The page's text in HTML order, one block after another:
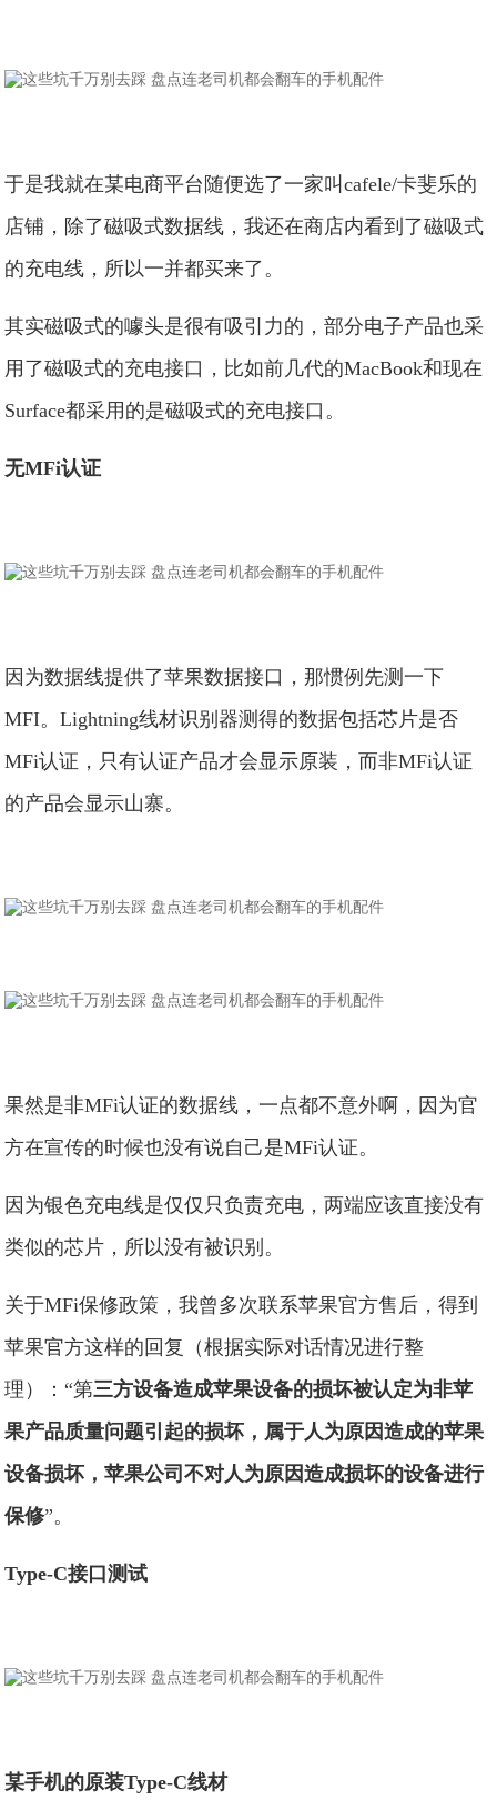
于是我就在某电商平台随便选了一家叫cafele/卡斐乐的
店铺，除了磁吸式数据线，我还在商店内看到了磁吸式
的充电线，所以一并都买来了。
其实磁吸式的噱头是很有吸引力的，部分电子产品也采
用了磁吸式的充电接口，比如前几代的MacBook和现在
Surface都采用的是磁吸式的充电接口。
无MFi认证
因为数据线提供了苹果数据接口，那惯例先测一下
MFI。Lightning线材识别器测得的数据包括芯片是否
MFi认证，只有认证产品才会显示原装，而非MFi认证
的产品会显示山寨。
果然是非MFi认证的数据线，一点都不意外啊，因为官
方在宣传的时候也没有说自己是MFi认证。
因为银色充电线是仅仅只负责充电，两端应该直接没有
类似的芯片，所以没有被识别。
关于MFi保修政策，我曾多次联系苹果官方售后，得到
苹果官方这样的回复（根据实际对话情况进行整
理）：“第三方设备造成苹果设备的损坏被认定为非苹
果产品质量问题引起的损坏，属于人为原因造成的苹果
设备损坏，苹果公司不对人为原因造成损坏的设备进行
保修”。
Type-C接口测试
某手机的原装Type-C线材